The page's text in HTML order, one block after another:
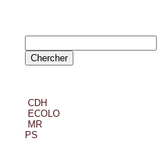
CDH
ECOLO
MR
PS